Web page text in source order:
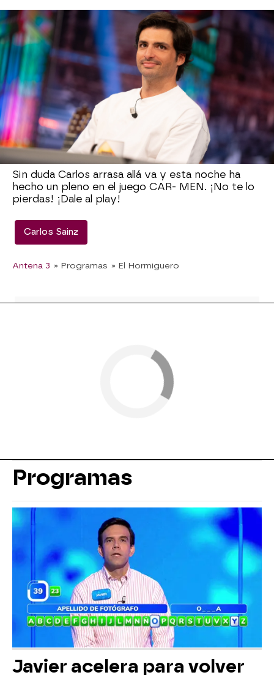
Como buen competitivo que es, se ha
propuesto ganar en el juego que han presentado
Trancas y Barrancas. Carlos junto a Pablo Motos
ha tenido que adivinar los deportistas que se
escondían tras la fotografía de un coche.
Destacamos que ha tardado menos de 5
segundos en reconocer la fotografía de su
padre: "El pelo ha sido revelador" afirma el
deportista. Y como era de esperarse ¡ha
acertado en todas las oportunidades!
Sin duda Carlos arrasa allá va y esta noche ha
hecho un pleno en el juego CAR- MEN. ¡No te lo
pierdas! ¡Dale al play!
Carlos Sainz
Antena 3 » Programas » El Hormiguero
Programas
Javier acelera para volver